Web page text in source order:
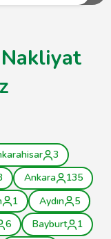
3
Ankara
135
1 Aydın
5
6 Bayburt 1